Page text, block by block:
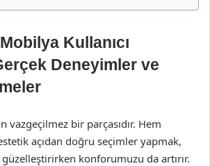
Kullanıcı
Deneyimler ve
vazgeçilmez bir parçasıdır. Hem
açıdan doğru seçimler yapmak,
güzelleştirirken konforumuzu da artırır.